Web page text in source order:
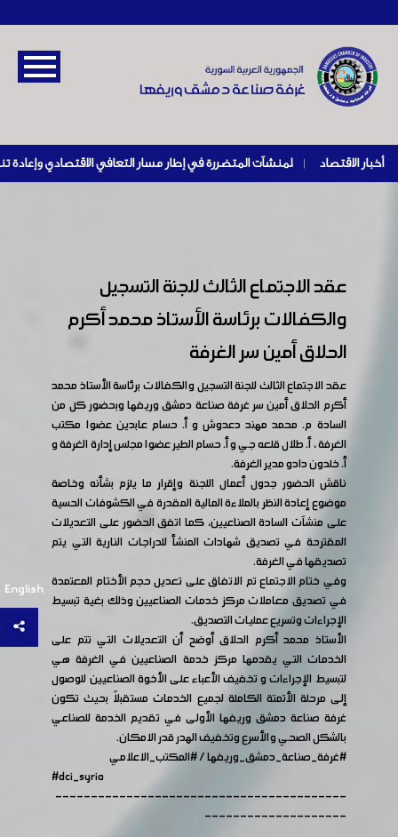
أخبار الاقتصاد |
English
عقد الاجتماع الثالث للجنة التسجيل
والكفالات برئاسة الأستاذ محمد أكرم
الحلاق أمين سر الغرفة
عقد الاجتماع الثالث للجنة التسجيل والكفالات برئاسة الأستاذ محمد
أكرم الحلاق أمين سر غرفة صناعة دمشق وريفها وبحضور كل من
السادة م. محمد مهند دعدوش و أ. حسام عابدين عضوا مكتب
الغرفة ، أ. طلال قلعه جي و أ. حسام الطير عضوا مجلس إدارة الغرفة و
أ. خلدون دادو مدير الغرفة.
ناقش الحضور جدول أعمال اللجنة وإقرار ما يلزم بشأنه وخاصة
موضوع إعادة النظر بالملاءة المالية المقدرة في الكشوفات الحسية
على منشآت السادة الصناعيين، كما اتفق الحضور على التعديلات
المقترحة في تصديق شهادات المنشأ للدراجات النارية التي يتم
تصديقها في الغرفة.
وفي ختام الاجتماع تم الاتفاق على تعديل حجم الأختام المعتمدة
في تصديق معاملات مركز خدمات الصناعيين وذلك بغية تبسيط
الإجراءات وتسريع عمليات التصديق.
الأستاذ محمد أكرم الحلاق أوضح أن التعديلات التي تتم على
الخدمات التي يقدمها مركز خدمة الصناعيين في الغرفة هي
لتبسيط الإجراءات و تخفيف الأعباء على الأخوة الصناعيين للوصول
إلى مرحلة الأتمتة الكاملة لجميع الخدمات مستقبلاً بحيث تكون
غرفة صناعة دمشق وريفها الأولى في تقديم الخدمة للصناعي
بالشكل الصحي والأسرع وتخفيف الهدر قدر الامكان.
#غرفة_صناعة_دمشق_وريفها/#المكتب_الاعلامي
#dci_syria
-----------------------------------------
--------------------